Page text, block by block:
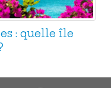
: quelle île